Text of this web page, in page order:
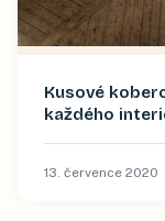
Kusové
každého
13. července 2020